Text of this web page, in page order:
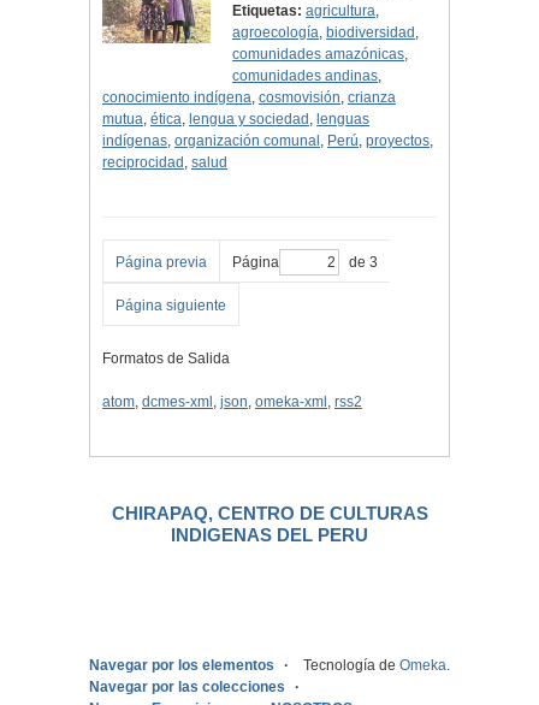
Etiquetas: agricultura,
agroecología, biodiversidad ,
comunidades amazónicas,
comunidades andinas,
conocimiento indígena, cosmovisión, crianza
mutua, ética, lengua y sociedad , lenguas
indígenas, organización comunal , Perú, proyectos,
reciprocidad , salud
Página previa Página de 3
Página siguiente
Formatos de Salida
atom, dcmes-xml , json, omeka-xml , rss2
CHIRAPAQ, CENTRO DE CULTURAS
INDIGENAS DEL PERU
Navegar por los elementos
Navegar por las colecciones
Tecnología de Omeka.